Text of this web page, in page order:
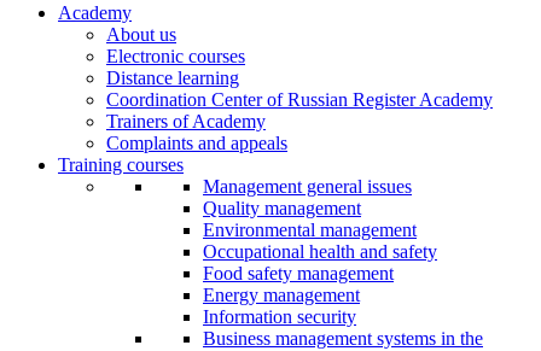
Academy
About us
Electronic courses
Distance learning
Coordination Center of Russian Register Academy
Trainers of Academy
Complaints and appeals
Training courses
Management general issues
Quality management
Environmental management
Occupational health and safety
Food safety management
Energy management
Information security
Business management systems in the